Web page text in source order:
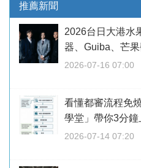
推薦新聞
2026台日大港
器、Guiba、芒果
2026-07-16 07:00
看懂都審流程免
學堂」帶你3分鐘
2026-07-14 07:20